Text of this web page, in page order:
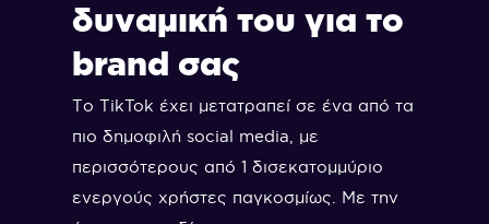
δυναμική του για το
brand σας
Το TikTok έχει μετατραπεί σε ένα από τα
πιο δημοφιλή social media, με
περισσότερους από 1 δισεκατομμύριο
ενεργούς χρήστες παγκοσμίως. Με την